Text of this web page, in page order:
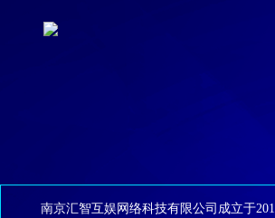
南京汇智互娱网络科技有限公司成立于